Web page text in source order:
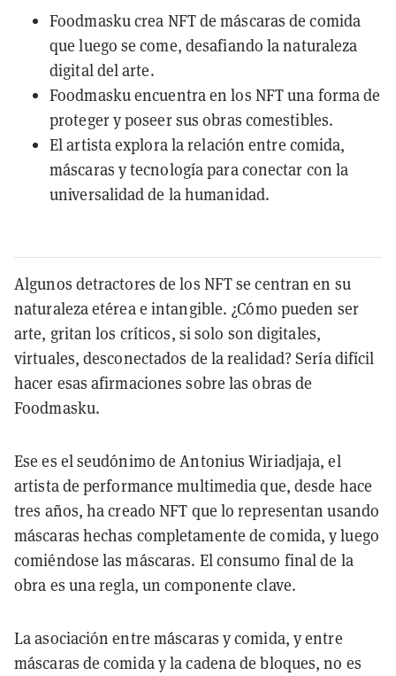
Foodmasku crea NFT de máscaras de comida
que luego se come, desafiando la naturaleza
digital del arte.
Foodmasku encuentra en los NFT una forma de
proteger y poseer sus obras comestibles.
El artista explora la relación entre comida,
máscaras y tecnología para conectar con la
universalidad de la humanidad.
Algunos detractores de los NFT se centran en su
naturaleza etérea e intangible. ¿Cómo pueden ser
arte, gritan los críticos, si solo son digitales,
virtuales, desconectados de la realidad? Sería difícil
hacer esas afirmaciones sobre las obras de
Foodmasku.
Ese es el seudónimo de Antonius Wiriadjaja, el
artista de performance multimedia que, desde hace
tres años, ha creado NFT que lo representan usando
máscaras hechas completamente de comida, y luego
comiéndose las máscaras. El consumo final de la
obra es una regla, un componente clave.
La asociación entre máscaras y comida, y entre
máscaras de comida y la cadena de bloques, no es